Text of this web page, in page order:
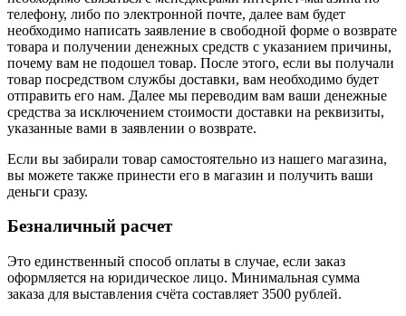
телефону, либо по электронной почте, далее вам будет
необходимо написать заявление в свободной форме о возврате
товара и получении денежных средств с указанием причины,
почему вам не подошел товар. После этого, если вы получали
товар посредством службы доставки, вам необходимо будет
отправить его нам. Далее мы переводим вам ваши денежные
средства за исключением стоимости доставки на реквизиты,
указанные вами в заявлении о возврате.
Если вы забирали товар самостоятельно из нашего магазина,
вы можете также принести его в магазин и получить ваши
деньги сразу.
Безналичный расчет
Это единственный способ оплаты в случае, если заказ
оформляется на юридическое лицо. Минимальная сумма
заказа для выставления счёта составляет 3500 рублей.